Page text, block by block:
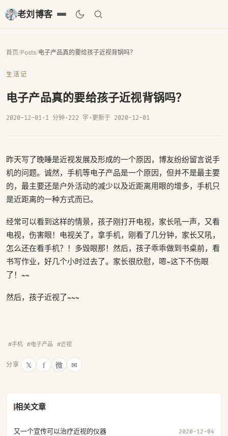
老刘博客
首页/Posts/电子产品真的要给孩子近视背锅吗？
生活记
电子产品真的要给孩子近视背锅吗？
2020-12-01· 1 分钟· 222 字 · 更新于 2020-12-01
昨天写了晚睡是近视发展及形成的一个原因，博友纷纷留言说手
机的问题。诚然，手机等电子产品是一个原因，但并不是最主要
的，最主要还是户外活动的减少以及近距离用眼的增多，手机只
是近距离的一种方式而已。
经常可以看到这样的情景，孩子刚打开电视，家长吼一声，又看
电视，伤害眼！电视关了，拿手机，刚看了几分钟，家长又吼，
怎么还在看手机？！多毁眼那！然后，孩子乖乖做到书桌前，看
书写作业，好几个小时过去了。家长很欣慰，嗯~这下不伤眼
了！~~
然后，孩子近视了~~~
#手机 #电子产品 #近视
分享 𝕏 f 微 ✉
相关文章
又一个宣传可以治疗近视的仪器 2020-12-04